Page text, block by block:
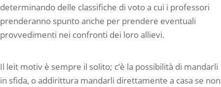
determinando delle classifiche di voto a cui i professori
prenderanno spunto anche per prendere eventuali
provvedimenti nei confronti dei loro allievi.
Il leit motiv è sempre il solito; c’è la possibilità di mandarli
in sfida, o addirittura mandarli direttamente a casa se non